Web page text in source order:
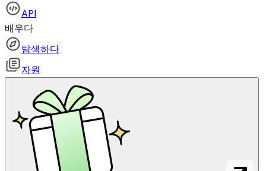
API
배우다
탐색하다
자원